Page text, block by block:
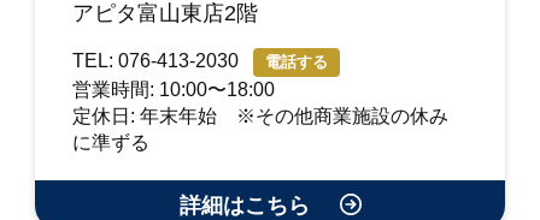
アピタ富山東店2階
TEL: 076-413-2030 電話する
営業時間: 10:00〜18:00
定休日: 年末年始 ※その他商業施設の休み
に準ずる
詳細はこちら